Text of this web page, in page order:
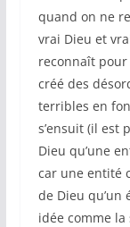
quand on ne
vrai Dieu et
reconnaît pour
créé des
terribles en
s’ensuit (il est
Dieu qu’une
car une entité
de Dieu
idée comme